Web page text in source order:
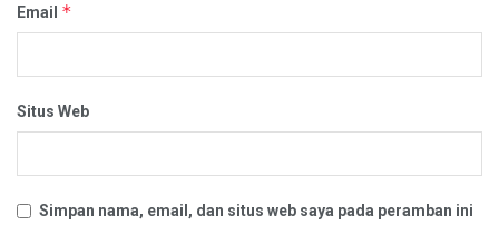
Email *
Situs Web
Simpan nama, email, dan situs web saya pada peramban ini